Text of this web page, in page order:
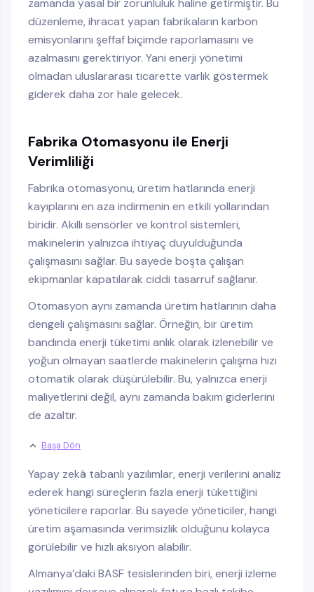
zamanda yasal bir zorunluluk haline getirmiştir. Bu
düzenleme, ihracat yapan fabrikaların karbon
emisyonlarını şeffaf biçimde raporlamasını ve
azalmasını gerektiriyor. Yani enerji yönetimi
olmadan uluslararası ticarette varlık göstermek
giderek daha zor hale gelecek.
Fabrika Otomasyonu ile Enerji
Verimliliği
Fabrika otomasyonu, üretim hatlarında enerji
kayıplarını en aza indirmenin en etkili yollarından
biridir. Akıllı sensörler ve kontrol sistemleri,
makinelerin yalnızca ihtiyaç duyulduğunda
çalışmasını sağlar. Bu sayede boşta çalışan
ekipmanlar kapatılarak ciddi tasarruf sağlanır.
Otomasyon aynı zamanda üretim hatlarının daha
dengeli çalışmasını sağlar. Örneğin, bir üretim
bandında enerji tüketimi anlık olarak izlenebilir ve
yoğun olmayan saatlerde makinelerin çalışma hızı
otomatik olarak düşürülebilir. Bu, yalnızca enerji
maliyetlerini değil, aynı zamanda bakım giderlerini
de azaltır.
Başa Dön
Yapay zekâ tabanlı yazılımlar, enerji verilerini analiz
ederek hangi süreçlerin fazla enerji tükettiğini
yöneticilere raporlar. Bu sayede yöneticiler, hangi
üretim aşamasında verimsizlik olduğunu kolayca
görülebilir ve hızlı aksiyon alabilir.
Almanya’daki BASF tesislerinden biri, enerji izleme